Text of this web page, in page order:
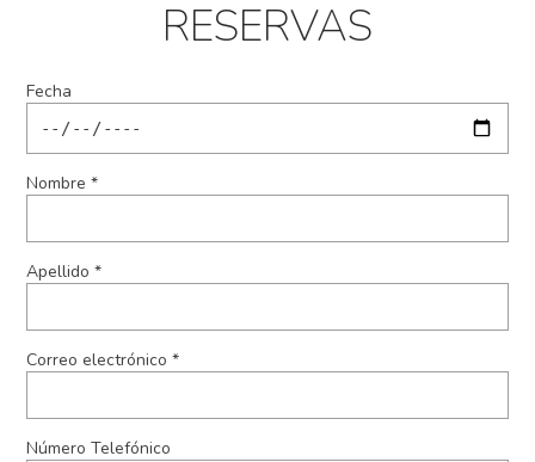
RESERVAS
Fecha
Nombre *
Apellido *
Correo electrónico *
Número Telefónico